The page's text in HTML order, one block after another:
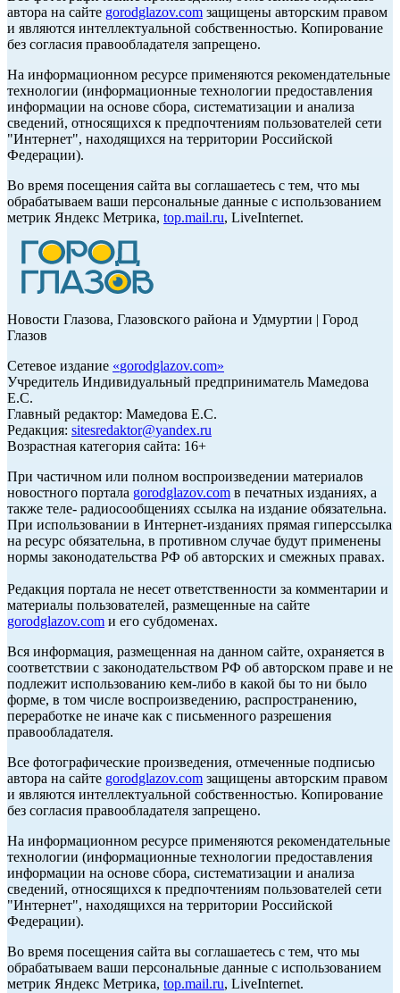
автора на сайте gorodglazov.com защищены авторским правом
и являются интеллектуальной собственностью. Копирование
без согласия правообладателя запрещено.
На информационном ресурсе применяются рекомендательные
технологии (информационные технологии предоставления
информации на основе сбора, систематизации и анализа
сведений, относящихся к предпочтениям пользователей сети
"Интернет", находящихся на территории Российской
Федерации).
Во время посещения сайта вы соглашаетесь с тем, что мы
обрабатываем ваши персональные данные с использованием
метрик Яндекс Метрика, top.mail.ru, LiveInternet.
Новости Глазова, Глазовского района и Удмуртии | Город
Глазов
Сетевое издание «gorodglazov.com»
Учредитель Индивидуальный предприниматель Мамедова
Е.С.
Главный редактор: Мамедова Е.С.
Редакция: sitesredaktor@yandex.ru
Возрастная категория сайта: 16+
При частичном или полном воспроизведении материалов
новостного портала gorodglazov.com в печатных изданиях, а
также теле- радиосообщениях ссылка на издание обязательна.
При использовании в Интернет-изданиях прямая гиперссылка
на ресурс обязательна, в противном случае будут применены
нормы законодательства РФ об авторских и смежных правах.
Редакция портала не несет ответственности за комментарии и
материалы пользователей, размещенные на сайте
gorodglazov.com и его субдоменах.
Вся информация, размещенная на данном сайте, охраняется в
соответствии с законодательством РФ об авторском праве и не
подлежит использованию кем-либо в какой бы то ни было
форме, в том числе воспроизведению, распространению,
переработке не иначе как с письменного разрешения
правообладателя.
Все фотографические произведения, отмеченные подписью
автора на сайте gorodglazov.com защищены авторским правом
и являются интеллектуальной собственностью. Копирование
без согласия правообладателя запрещено.
На информационном ресурсе применяются рекомендательные
технологии (информационные технологии предоставления
информации на основе сбора, систематизации и анализа
сведений, относящихся к предпочтениям пользователей сети
"Интернет", находящихся на территории Российской
Федерации).
Во время посещения сайта вы соглашаетесь с тем, что мы
обрабатываем ваши персональные данные с использованием
метрик Яндекс Метрика, top.mail.ru, LiveInternet.